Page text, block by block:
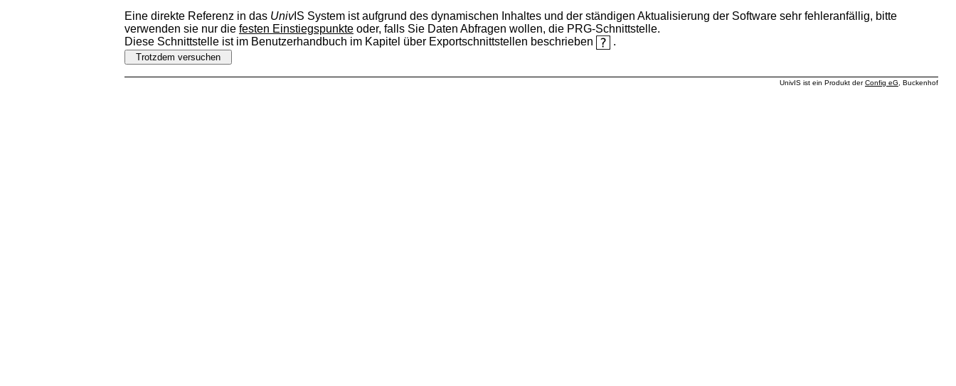
Eine direkte Referenz in das UnivIS System ist aufgrund des dynamischen Inhaltes und der ständigen Aktualisierung der Software sehr fehleranfällig, bitte
verwenden sie nur die festen Einstiegspunkte oder, falls Sie Daten Abfragen wollen, die PRG-Schnittstelle.
Diese Schnittstelle ist im Benutzerhandbuch im Kapitel über Exportschnittstellen beschrieben
.
UnivIS ist ein Produkt derConfig eG , Buckenhof